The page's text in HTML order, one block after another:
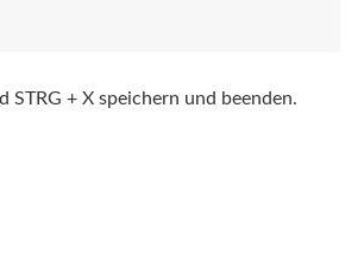
STRG + X speichern und beenden.